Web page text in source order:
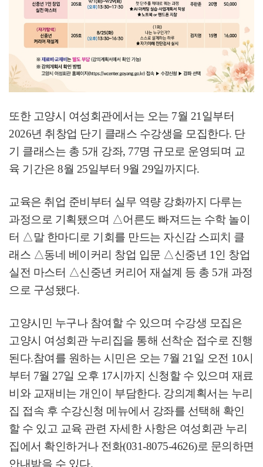
또한 고양시 여성회관에서는 오는 7월 21 일부터
2026년 취창업 단기 클래스 수강생을 모집한다. 단
기 클래스는 총 5개 강좌, 77명 규모로 운영되며 교
육 기간은 8월 25일부터 9월 29일까지다.
교육은 취업 준비부터 실무 역량 강화까지 다루는
과정으로 기획됐으며 △어른도 빠져드는 수학 놀이
터 △ 말 한마디로 기회를 만드는 자신감 스피치 클
래스 △동네 베이커리 창업 입문 △신중년 1 인 창업
실전 마스터 △신중년 커리어 재설계 등 총 5개 과정
으로 구성됐다.
고양시민 누구나 참여할 수 있으며 수강생 모집은
고양시 여성회관 누리집을 통해 선착순 접수로 진행
된다.참여를 원하는 시민은 오는 7월 21 일 오전 10시
부터 7월 27일 오후 17시까지 신청할 수 있으며 재료
비와 교재비는 개인이 부담한다. 강의계획서는 누리
집 접속 후 수강신청 메뉴에서 강좌를 선택해 확인
할 수 있고 교육 관련 자세한 사항은 여성회관 누리
집에서 확인하거나 전화(031-8075-4626)로 문의하면
안내받을 수 있다.